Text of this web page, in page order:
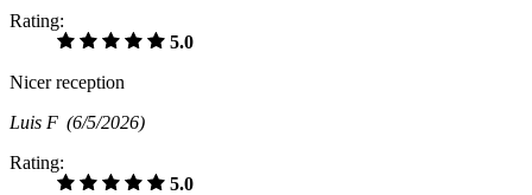
Rating:
5.0
Nicer reception
Luis F (6/5/2026)
Rating:
5.0